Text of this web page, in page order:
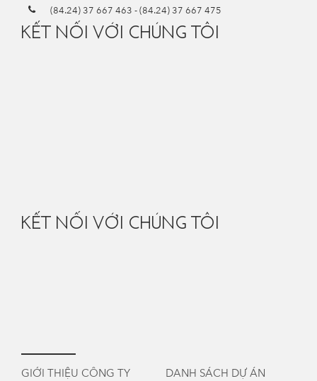
(84.24) 37 667 463 -(84.24) 37 667 475
KẾT NỐI VỚI CHÚNG TÔI
KẾT NỐI VỚI CHÚNG TÔI
GIỚI THIỆU CÔNG TY DANH SÁCH DỰ ÁN